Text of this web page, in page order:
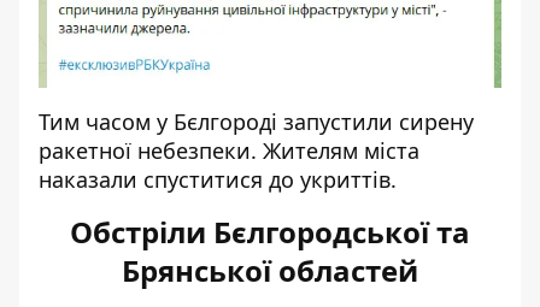
Тим часом у Бєлгороді запустили сирену
ракетної небезпеки. Жителям міста
наказали спуститися до укриттів.
Обстріли Бєлгородської та
Брянської областей